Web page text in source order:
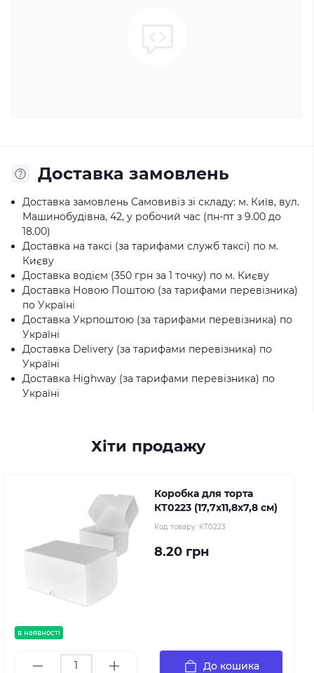
Доставка замовлень
Доставка замовлень Самовивіз зі складу: м. Київ, вул.
Машинобудівна, 42, у робочий час (пн-пт з 9.00 до
18.00)
Доставка на таксі (за тарифами служб таксі) по м.
Києву
Доставка водієм (350 грн за 1 точку) по м. Києву
Доставка Новою Поштою (за тарифами перевізника)
по Україні
Доставка Укрпоштою (за тарифами перевізника) по
Україні
Доставка Delivery (за тарифами перевізника) по
Україні
Доставка Highway (за тарифами перевізника) по
Україні
Хіти продажу
в наявності
Коробка для торта
КТ0223 (17,7х11,8х7,8 см)
Код товару: КТ0223
8.20 грн
До кошика